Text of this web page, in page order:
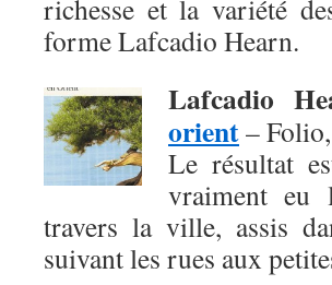
richesse et la variété
forme Lafcadio Hearn.
Lafcadio
orient–
Le résultat
vraiment eu
travers la ville, assis
suivant les rues aux